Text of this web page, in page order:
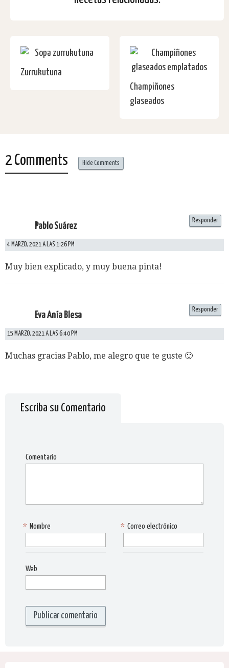
Zurrukutuna
Champiñones
glaseados
2 Comments Hide Comments
Pablo Suárez
4 MARZO, 2021 A LAS 1:26 PM
Muy bien explicado, y muy buena pinta!
Responder
Eva Anía Blesa
15 MARZO, 2021 A LAS 6:40 PM
Muchas gracias Pablo, me alegro que te guste 🙂
Responder
Escriba su Comentario
Comentario
Nombre
* Correo electrónico
*
Web